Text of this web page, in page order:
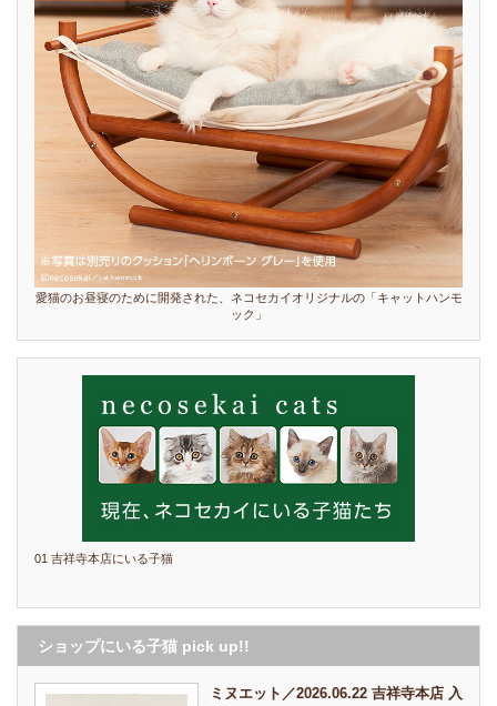
愛猫のお昼寝のために開発された、ネコセカイオリジナルの「キャットハンモ
ック」
01 吉祥寺本店にいる子猫
ショップにいる子猫 pick up!!
ミヌエット／2026.06.22 吉祥寺本店 入